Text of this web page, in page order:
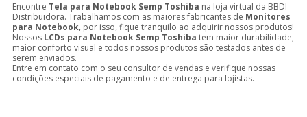
Encontre Tela para Notebook Semp Toshiba na loja virtual da BBDI
Distribuidora. Trabalhamos com as maiores fabricantes de Monitores
para Notebook, por isso, fique tranquilo ao adquirir nossos produtos!
Nossos LCDs para Notebook Semp Toshiba tem maior durabilidade,
maior conforto visual e todos nossos produtos são testados antes de
serem enviados.
Entre em contato com o seu consultor de vendas e verifique nossas
condições especiais de pagamento e de entrega para lojistas.